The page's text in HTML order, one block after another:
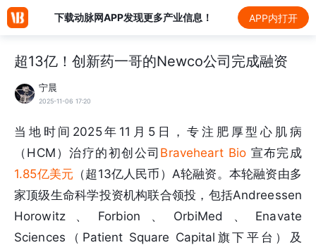
下载动脉网APP发现更多产业信息！ APP内打开
超13亿！创新药一哥的Newco公司完成融资
宁晨
2025-11-06 17:20
当地时间2025年11月5日，专注肥厚型心肌病
（HCM）治疗的初创公司 Braveheart Bio 宣布完成
1.85亿美元 （超13亿人民币）A轮融资。本轮融资由多
家顶级生命科学投资机构联合领投，包括Andreessen
Horowitz、Forbion、OrbiMed、Enavate
Sciences（Patient Square Capital旗下平台）及